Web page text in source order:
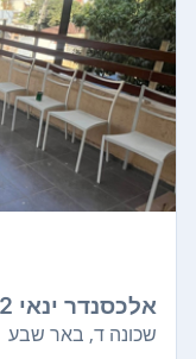
אלכסנדר ינאי 32
שכונה ד, באר שבע